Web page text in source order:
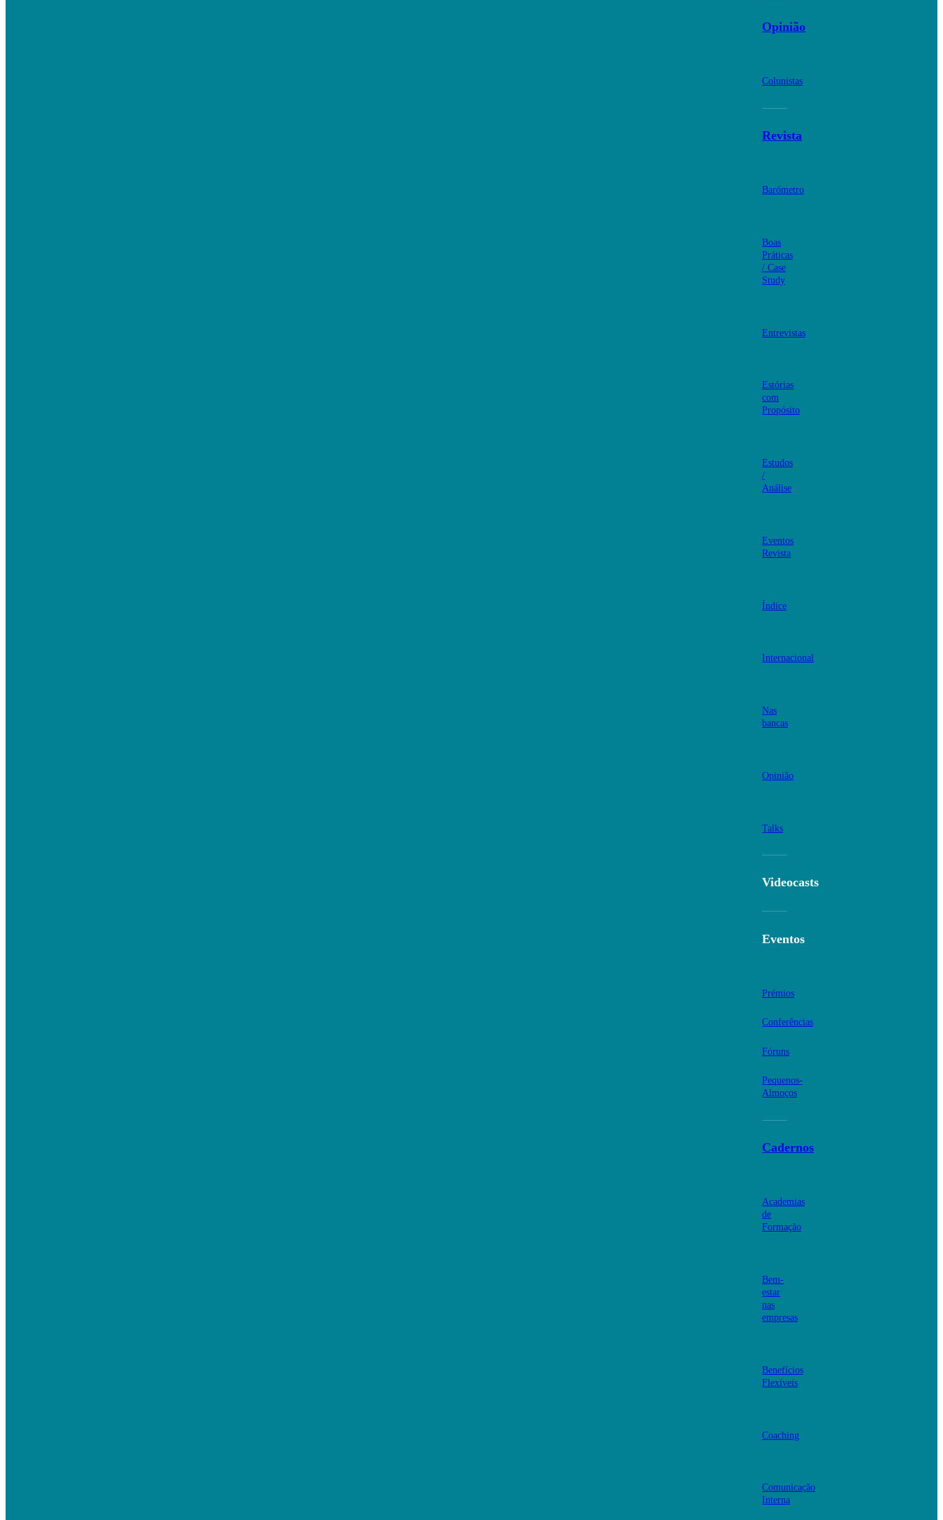
Opinião
Colunistas
Revista
Barómetro
Boas
Práticas
/ Case
Study
Entrevistas
Estórias
com
Propósito
Estudos
/
Análise
Eventos
Revista
Índice
Internacional
Nas
bancas
Opinião
Talks
Videocasts
Eventos
Prémios
Conferências
Fóruns
Pequenos-
Almoços
Cadernos
Academias
de
Formação
Bem-
estar
nas
empresas
Benefícios
Flexíveis
Coaching
Comunicação
Interna